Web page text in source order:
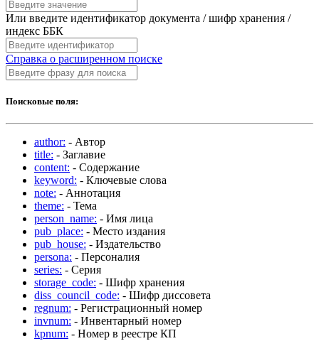
Или введите идентификатор документа / шифр хранения /
индекс ББК
Справка о расширенном поиске
Поисковые поля:
author: - Автор
title: - Заглавие
content: - Содержание
keyword: - Ключевые слова
note: - Аннотация
theme: - Тема
person_name: - Имя лица
pub_place: - Место издания
pub_house: - Издательство
persona: - Персоналия
series: - Серия
storage_code: - Шифр хранения
diss_council_code: - Шифр диссовета
regnum: - Регистрационный номер
invnum: - Инвентарный номер
kpnum: - Номер в реестре КП